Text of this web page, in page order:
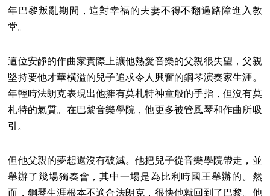
年巴黎叛亂期間，這對幸福的夫妻不得不翻過路障進入教
堂。
這位安靜的作曲家實際上讓他熱愛音樂的父親很失望，父親
堅持要他才華橫溢的兒子追求令人興奮的鋼琴演奏家生涯。
年輕時法朗克表現出他擁有莫札特神童般的手指，但沒有莫
札特的氣質。在巴黎音樂學院，他更多被管風琴和作曲所吸
引。
但他父親的夢想還沒有破滅。他把兒子從音樂學院帶走，並
舉辦了幾場獨奏會，其中一場是為比利時國王舉辦的。然
而，鋼琴生涯根本不適合法朗克，很快他就回到了巴黎。他